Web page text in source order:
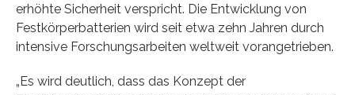
erhöhte Sicherheit verspricht. Die Entwicklung von
Festkörperbatterien wird seit etwa zehn Jahren durch
intensive Forschungsarbeiten weltweit vorangetrieben.
„Es wird deutlich, dass das Konzept der